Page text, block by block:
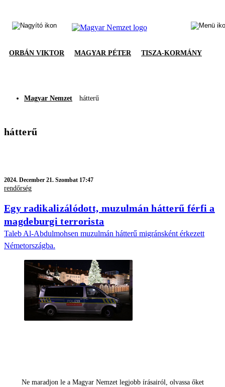
ORBÁN VIKTOR MAGYAR PÉTER TISZA-KORMÁNY
Magyar Nemzet hátterű
hátterű
2024. December 21. Szombat 17:47
rendőrség
Egy radikalizálódott, muzulmán hátterű férfi a
magdeburgi terrorista
Taleb Al-Abdulmohsen muzulmán hátterű migránsként érkezett
Németországba.
Ne maradjon le a Magyar Nemzet legjobb írásairól, olvassa őket